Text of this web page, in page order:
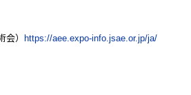
） https://aee.expo-info.jsae.or.jp/ja/